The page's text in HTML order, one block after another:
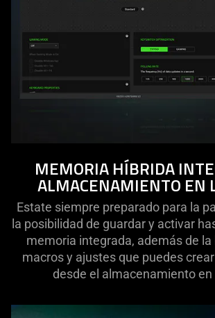
MEMORIA HÍBRIDA
ALMACENAMIENTO EN
Estate siempre preparado para la
la posibilidad de guardar y activar
memoria integrada, además de la
macros y ajustes que puedes
desde el almacenamiento en